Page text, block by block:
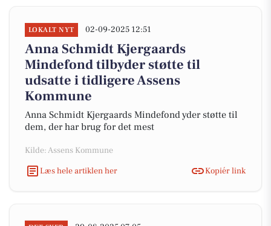
LOKALT NYT 02-09-2025 12:51
Anna Schmidt Kjergaards
Mindefond tilbyder støtte til
udsatte i tidligere Assens
Kommune
Anna Schmidt Kjergaards Mindefond yder støtte til
dem, der har brug for det mest
Kilde: Assens Kommune
Læs hele artiklen her
Kopiér link